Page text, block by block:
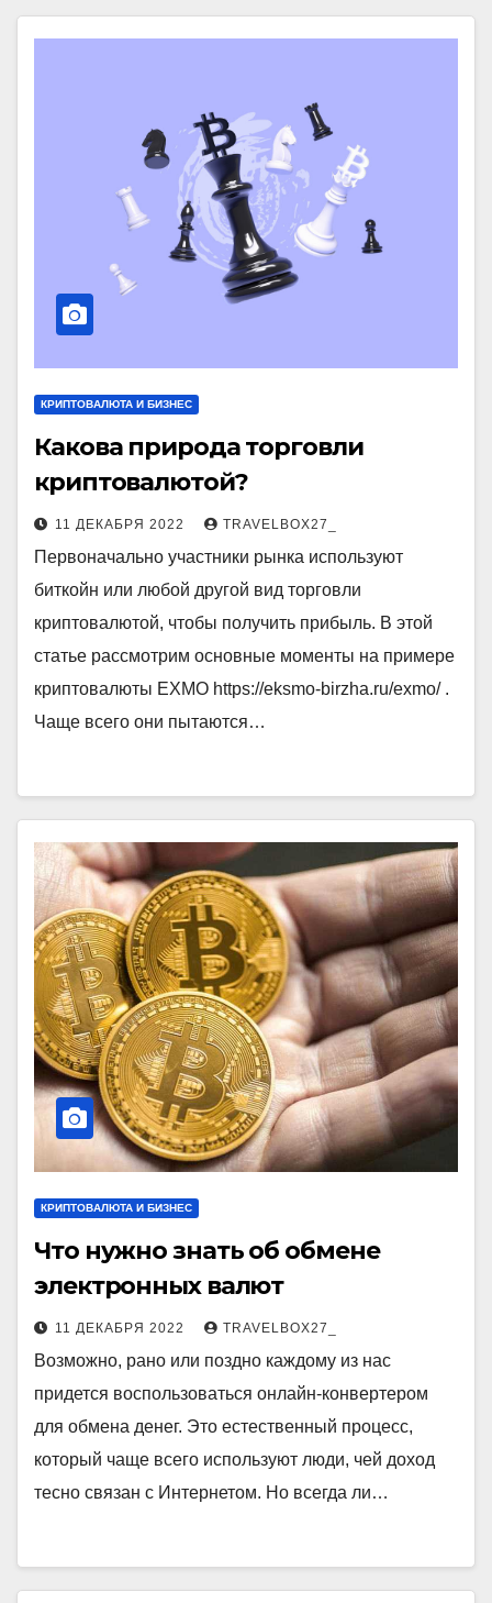
КРИПТОВАЛЮТА И БИЗНЕС
Какова природа торговли
криптовалютой?
11 ДЕКАБРЯ 2022 TRAVELBOX27_
Первоначально участники рынка используют
биткойн или любой другой вид торговли
криптовалютой, чтобы получить прибыль. В этой
статье рассмотрим основные моменты на примере
криптовалюты EXMO https://eksmo-birzha.ru/exmo/ .
Чаще всего они пытаются…
КРИПТОВАЛЮТА И БИЗНЕС
Что нужно знать об обмене
электронных валют
11 ДЕКАБРЯ 2022 TRAVELBOX27_
Возможно, рано или поздно каждому из нас
придется воспользоваться онлайн-конвертером
для обмена денег. Это естественный процесс,
который чаще всего используют люди, чей доход
тесно связан с Интернетом. Но всегда ли…